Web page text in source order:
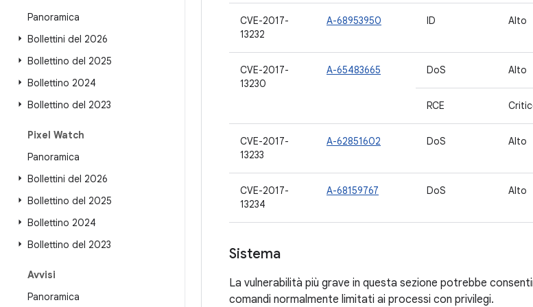
Panoramica
Bollettini del 2026
Bollettino del 2025
Bollettino 2024
Bollettino del 2023
Pixel Watch
Panoramica
Bollettini del 2026
Bollettino del 2025
Bollettino 2024
Bollettino del 2023
Avvisi
Panoramica
CVE-2017-
13232
A-68953950 ID Alto
CVE-2017-
13230
A-65483665 DoS Alto
RCE
CVE-2017-
13233
A-62851602 DoS Alto
CVE-2017-
13234
A-68159767 DoS Alto
Sistema
La vulnerabilità più grave in questa sezione potrebbe
comandi normalmente limitati ai processi con privilegi.